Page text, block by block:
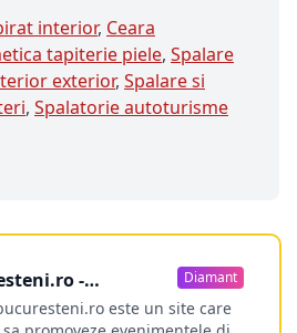
interior, Ceara
tapiterie piele, Spalare
exterior, Spalare si
, Spalatorie autoturisme
-
online
Diamant
este un site care